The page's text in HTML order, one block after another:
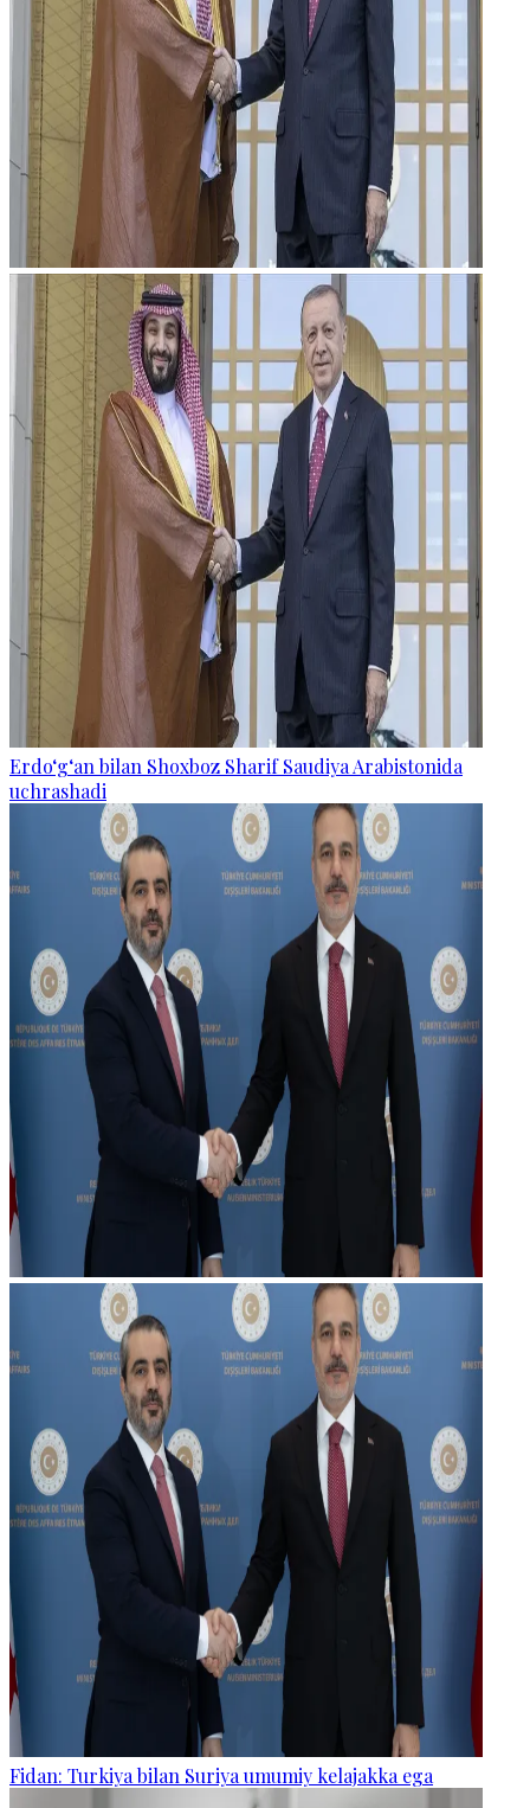
Erdo‘g‘an bilan Shoxboz Sharif Saudiya Arabistonida
uchrashadi
Fidan: Turkiya bilan Suriya umumiy kelajakka ega